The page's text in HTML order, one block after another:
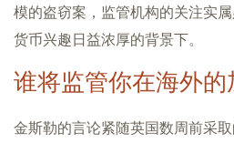
模的盗窃案，监管机构的关注实
货币兴趣日益浓厚的背景下。
谁将监管你在海外
金斯勒的言论紧随英国数周前采